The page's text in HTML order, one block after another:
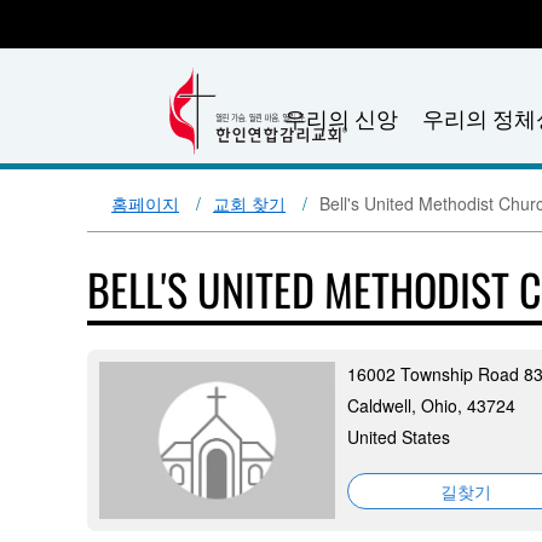
우리의 신앙 우리의 정체
홈페이지 교회 찾기 Bell's United Methodist
BELL'S UNITED METHODIST
16002 Township Road 83
Caldwell, Ohio, 43724
United States
길찾기